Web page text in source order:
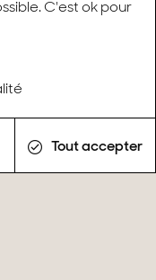
C'est ok pour
Tout accepter